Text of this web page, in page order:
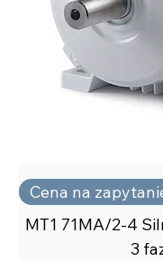
Cena na
MT1 71MA/2-4
3